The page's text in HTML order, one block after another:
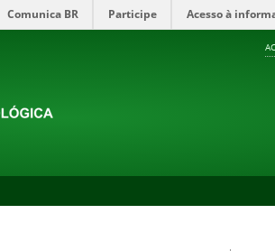
Comunica BR Participe Acesso à